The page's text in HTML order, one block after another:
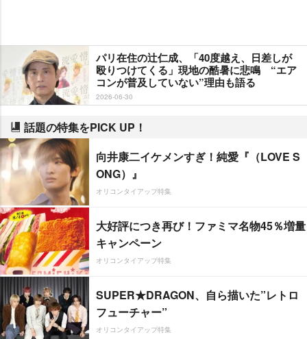
パリ在住の辻仁成、「40度越え、日差しが
殴りつけてくる」現地の酷暑に悲鳴 “エア
コンが普及していない”理由も語る
2026-06-30
話題の特集をPICK UP！
向井康二イケメンすぎ！純愛『（LOVE S
ONG）』
オリコンタイアップ特集
大好評につき再び！ファミマ名物45％増量
キャンペーン
オリコンタイアップ特集
SUPER★DRAGON、自ら描いた”レトロ
フューチャー”
オリコンタイアップ特集